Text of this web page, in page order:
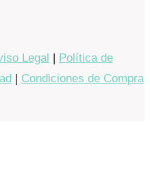
Legal | Política de
| Condiciones de Compra